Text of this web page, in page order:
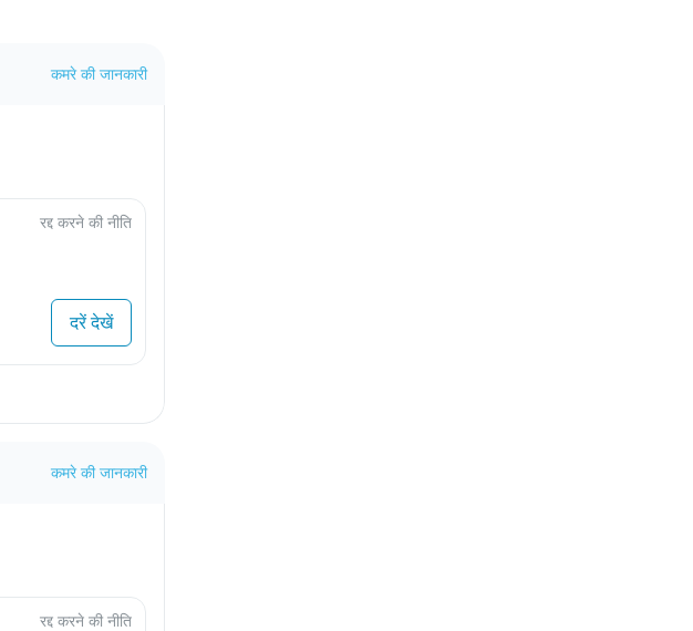
कमरे की जानकारी
रद्द करने की नीति
दरें देखें
कमरे की जानकारी
रद्द करने की नीति